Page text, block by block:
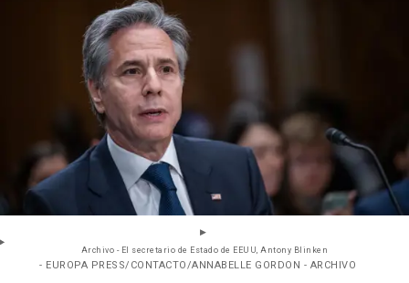
Archivo - El secretario de Estado de EEUU, Antony Blinken
- EUROPA PRESS/CONTACTO/ANNABELLE GORDON - ARCHIVO